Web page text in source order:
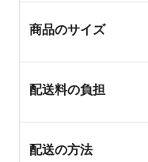
商品のサイズ
配送料の負担
配送の方法